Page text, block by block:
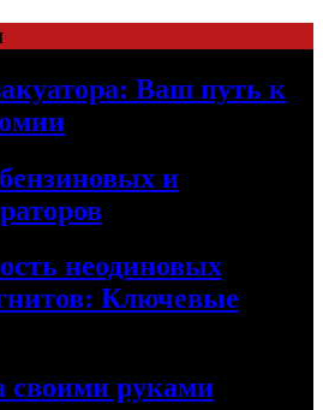
Ваш путь к
и
неодиновых
Ключевые
своими руками